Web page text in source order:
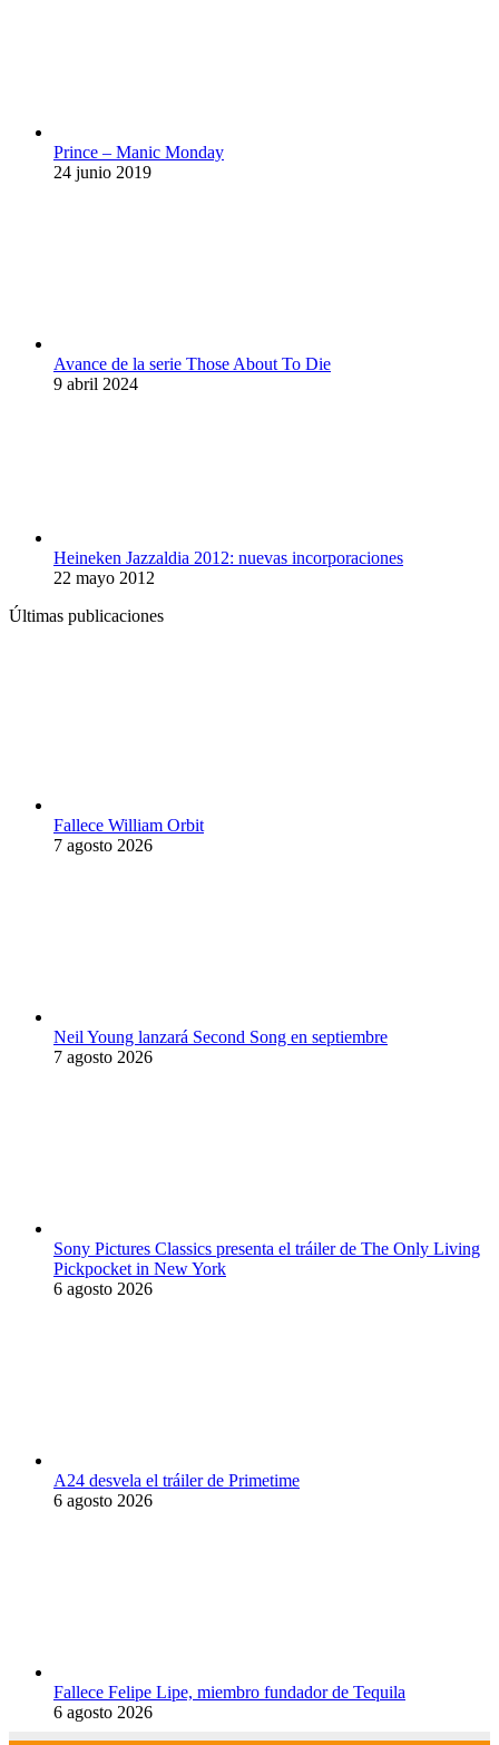
Prince – Manic Monday
24 junio 2019
Avance de la serie Those About To Die
9 abril 2024
Heineken Jazzaldia 2012: nuevas incorporaciones
22 mayo 2012
Últimas publicaciones
Fallece William Orbit
7 agosto 2026
Neil Young lanzará Second Song en septiembre
7 agosto 2026
Sony Pictures Classics presenta el tráiler de The Only Living
Pickpocket in New York
6 agosto 2026
A24 desvela el tráiler de Primetime
6 agosto 2026
Fallece Felipe Lipe, miembro fundador de Tequila
6 agosto 2026